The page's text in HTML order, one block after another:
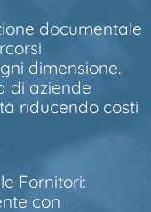
documentale
dimensione.
di aziende
riducendo costi
Fornitori:
con